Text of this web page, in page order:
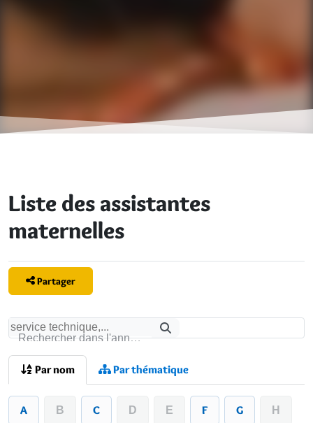
Liste des assistantes
maternelles
Partager
Rechercher dans l'annuaire Rechercher
Par nom Par thématique
A B C D E F G H